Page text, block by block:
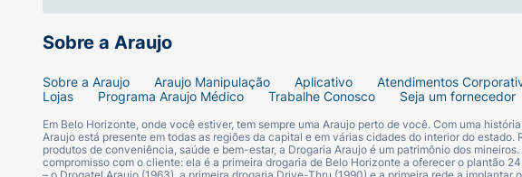
Sobre a Araujo
Sobre a Araujo Araujo Manipulação Aplicativo Atendimentos
Lojas
Programa Araujo Médico Trabalhe Conosco Seja um fornecedor
Em Belo Horizonte, onde você estiver, tem sempre uma Araujo perto de você. Com uma
Araujo está presente em todas as regiões da capital e em várias cidades do interior do
produtos de conveniência, saúde e bem-estar, a Drogaria Araujo é um patrimônio dos
compromisso com o cliente: ela é a primeira drogaria de Belo Horizonte a oferecer o plantão